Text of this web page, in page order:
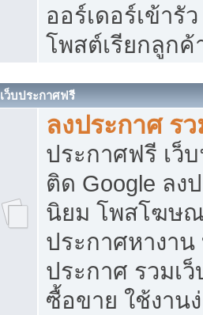
ออร์เดอร์เข้ารั
โพสต์เรียกลูกค้
เว็บประกาศฟรี
ลงประกาศ ร
ประกาศฟรี เว็
ติด Google ลง
นิยม โพสโฆษ
ประกาศหางาน
ประกาศ รวมเ
ซื้อขาย ใช้งาน